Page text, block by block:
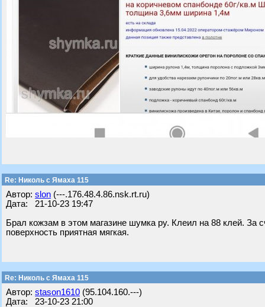
Re: Николь с Ямаха 115
Автор: slon (---.176.48.4.86.nsk.rt.ru)
Дата: 21-10-23 19:47
Брал кожзам в этом магазине шумка ру. Клеил на 88 клей.
поверхность приятная мягкая.
Re: Николь с Ямаха 115
Автор: stason1610 (95.104.160.---)
Дата: 23-10-23 21:00